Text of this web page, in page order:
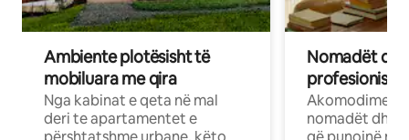
Ambiente plotësisht të
mobiluara me qira
Nga kabinat e qeta në mal
deri te apartamentet e
Nomadët
Akomodime
nomadët dhe